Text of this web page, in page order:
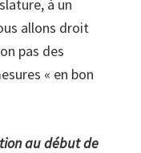
à un
allons droit
pas des
« en bon
au début de